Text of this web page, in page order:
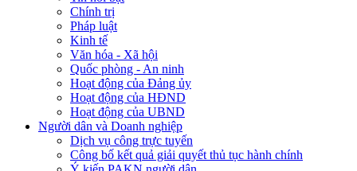
Chính trị
Pháp luật
Kinh tế
Văn hóa - Xã hội
Quốc phòng - An ninh
Hoạt động của Đảng ủy
Hoạt động của HĐND
Hoạt động của UBND
Người dân và Doanh nghiệp
Dịch vụ công trực tuyến
Công bố kết quả giải quyết thủ tục hành chính